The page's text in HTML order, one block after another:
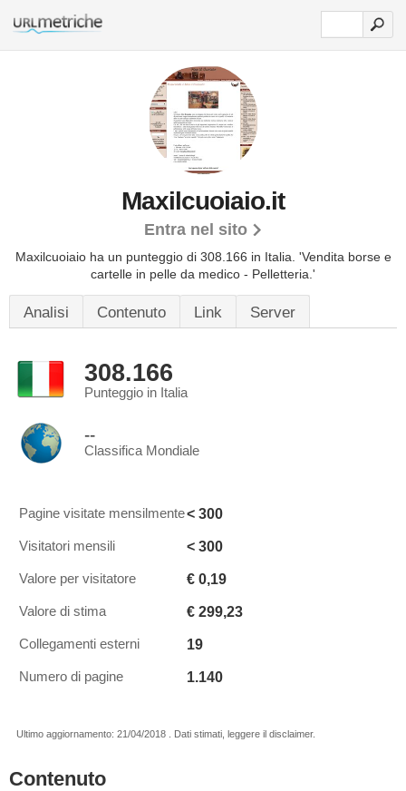
Maxilcuoiaio.it
Entra nel sito
Maxilcuoiaio ha un punteggio di 308.166 in Italia. 'Vendita borse e
cartelle in pelle da medico - Pelletteria.'
Analisi Contenuto Link Server
308.166
Punteggio in Italia
--
Classifica Mondiale
Pagine visitate mensilmente< 300
Visitatori mensili < 300
Valore per visitatore € 0,19
Valore di stima € 299,23
Collegamenti esterni 19
Numero di pagine 1.140
Ultimo aggiornamento: 21/04/2018 . Dati stimati, leggere il disclaimer.
Contenuto